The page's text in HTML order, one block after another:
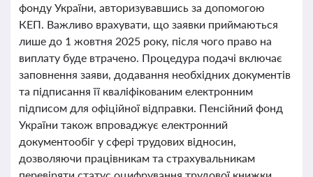
фонду України, авторизувавшись за допомогою
КЕП. Важливо врахувати, що заявки приймаються
лише до 1 жовтня 2025 року, після чого право на
виплату буде втрачено. Процедура подачі включає
заповнення заяви, додавання необхідних документів
та підписання її кваліфікованим електронним
підписом для офіційної відправки. Пенсійний фонд
України також впроваджує електронний
документообіг у сфері трудових відносин,
дозволяючи працівникам та страхувальникам